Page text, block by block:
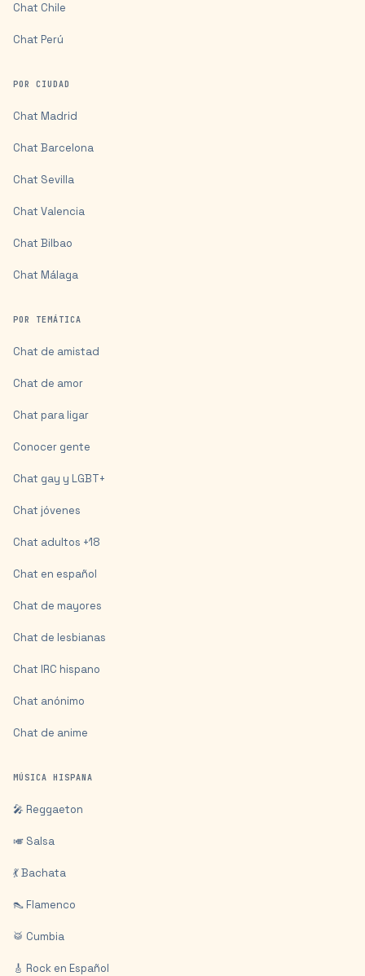
Chat Chile
Chat Perú
POR CIUDAD
Chat Madrid
Chat Barcelona
Chat Sevilla
Chat Valencia
Chat Bilbao
Chat Málaga
POR TEMÁTICA
Chat de amistad
Chat de amor
Chat para ligar
Conocer gente
Chat gay y LGBT+
Chat jóvenes
Chat adultos +18
Chat en español
Chat de mayores
Chat de lesbianas
Chat IRC hispano
Chat anónimo
Chat de anime
MÚSICA HISPANA
🎤 Reggaeton
🎺 Salsa
💃 Bachata
👠 Flamenco
🥁 Cumbia
🎸 Rock en Español